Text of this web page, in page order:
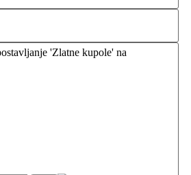
'Zlatne kupole' na